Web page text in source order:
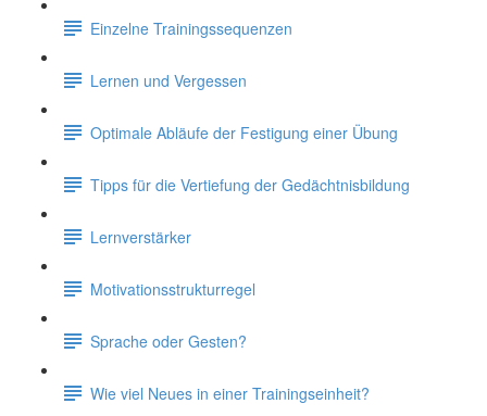
Einzelne Trainingssequenzen
Lernen und Vergessen
Optimale Abläufe der Festigung einer Übung
Tipps für die Vertiefung der Gedächtnisbildung
Lernverstärker
Motivationsstrukturregel
Sprache oder Gesten?
Wie viel Neues in einer Trainingseinheit?